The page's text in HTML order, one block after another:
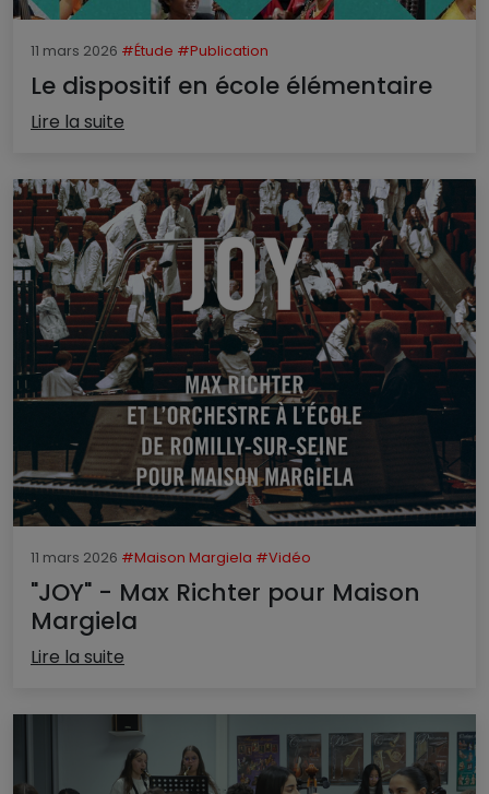
11 mars 2026 #Étude #Publication
Le dispositif en école élémentaire
Lire la suite
11 mars 2026 #Maison Margiela #Vidéo
"JOY" - Max Richter pour Maison
Margiela
Lire la suite